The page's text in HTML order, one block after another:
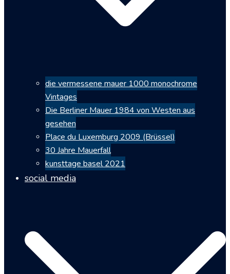
die vermessene mauer 1000 monochrome
Vintages
Die Berliner Mauer 1984 von Westen aus
gesehen
Place du Luxemburg 2009 (Brüssel)
30 Jahre Mauerfall
kunsttage basel 2021
social media